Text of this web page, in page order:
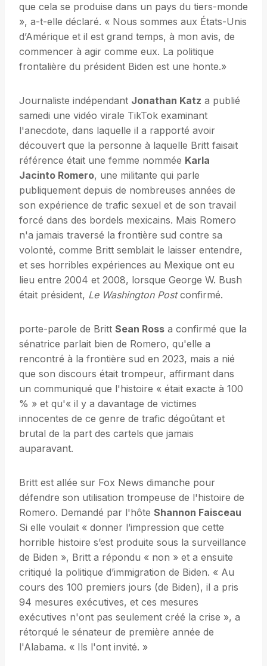
que cela se produise dans un pays du tiers-monde
», a-t-elle déclaré. « Nous sommes aux États-Unis
d’Amérique et il est grand temps, à mon avis, de
commencer à agir comme eux. La politique
frontalière du président Biden est une honte.»
Journaliste indépendant Jonathan Katz a publié
samedi une vidéo virale TikTok examinant
l'anecdote, dans laquelle il a rapporté avoir
découvert que la personne à laquelle Britt faisait
référence était une femme nommée Karla
Jacinto Romero, une militante qui parle
publiquement depuis de nombreuses années de
son expérience de trafic sexuel et de son travail
forcé dans des bordels mexicains. Mais Romero
n'a jamais traversé la frontière sud contre sa
volonté, comme Britt semblait le laisser entendre,
et ses horribles expériences au Mexique ont eu
lieu entre 2004 et 2008, lorsque George W. Bush
était président, Le Washington Postconfirmé.
porte-parole de Britt Sean Ross a confirmé que la
sénatrice parlait bien de Romero, qu'elle a
rencontré à la frontière sud en 2023, mais a nié
que son discours était trompeur, affirmant dans
un communiqué que l'histoire « était exacte à 100
% » et qu'« il y a davantage de victimes
innocentes de ce genre de trafic dégoûtant et
brutal de la part des cartels que jamais
auparavant.
Britt est allée sur Fox News dimanche pour
défendre son utilisation trompeuse de l'histoire de
Romero. Demandé par l'hôte Shannon Faisceau
Si elle voulait « donner l’impression que cette
horrible histoire s’est produite sous la surveillance
de Biden », Britt a répondu « non » et a ensuite
critiqué la politique d’immigration de Biden. « Au
cours des 100 premiers jours (de Biden), il a pris
94 mesures exécutives, et ces mesures
exécutives n'ont pas seulement créé la crise », a
rétorqué le sénateur de première année de
l'Alabama. « Ils l'ont invité. »